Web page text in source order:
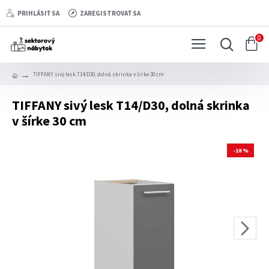
PRIHLÁSIŤ SA ZAREGISTROVAŤ SA
0
TIFFANY sivý lesk T14/D30, dolná skrinka v šírke 30 cm
TIFFANY sivý lesk T14/D30, dolná skrinka
v šírke 30 cm
-18 %